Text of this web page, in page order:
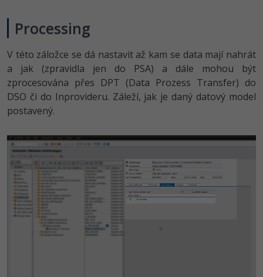
Processing
V této záložce se dá nastavit až kam se data mají nahrát
a jak (zpravidla jen do PSA) a dále mohou být
zprocesována přes DPT (Data Prozess Transfer) do
DSO či do Inprovideru. Záleží, jak je daný datový model
postavený.